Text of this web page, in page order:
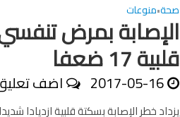
صحة•منوعات
الإصابة بمرض
قلبية 17 ضعفا
2017-05-16 اضف
يزداد خطر الإصابة بسكتة قلبية ازديادا